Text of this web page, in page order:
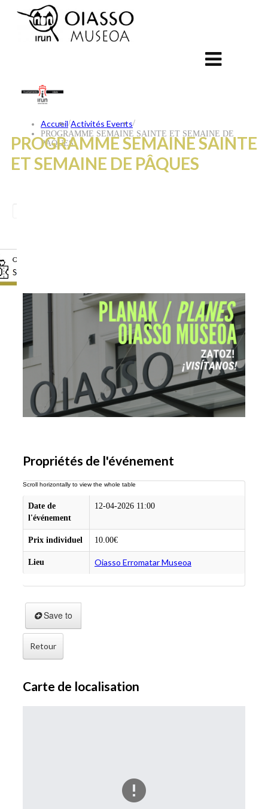
Accueil/Activités Events/
PROGRAMME SEMAINE SAINTE ET SEMAINE DE
PÂQUES
PROGRAMME SEMAINE SAINTE
ET SEMAINE DE PÂQUES
Propriétés de l'événement
Date de
l'événement
12-04-2026 11:00
Prix individuel 10.00€
Lieu Oiasso Erromatar Museoa
Save to
Retour
Carte de localisation